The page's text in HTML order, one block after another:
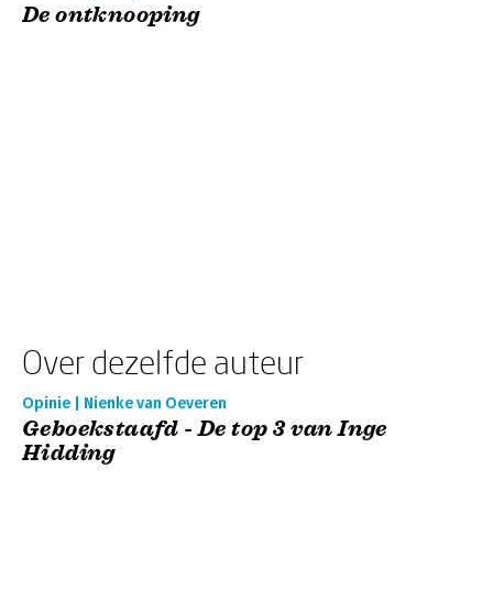
De ontknooping
Over dezelfde auteur
Opinie | Nienke van Oeveren
Geboekstaafd - De top 3 van Inge
Hidding